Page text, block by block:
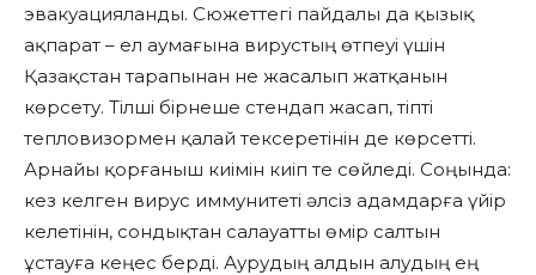
эвакуацияланды. Сюжеттегі пайдалы да қызық
ақпарат – ел аумағына вирустың өтпеуі үшін
Қазақстан тарапынан не жасалып жатқанын
көрсету. Тілші бірнеше стендап жасап, тіпті
тепловизормен қалай тексеретінін де көрсетті.
Арнайы қорғаныш киімін киіп те сөйледі. Соңында:
кез келген вирус иммунитеті әлсіз адамдарға үйір
келетінін, сондықтан салауатты өмір салтын
ұстауға кеңес берді. Аурудың алдын алудың ең